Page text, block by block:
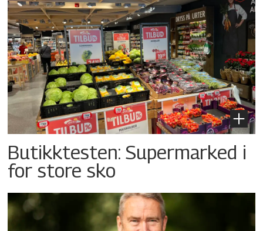
Butikktesten: Supermarked i
for store sko